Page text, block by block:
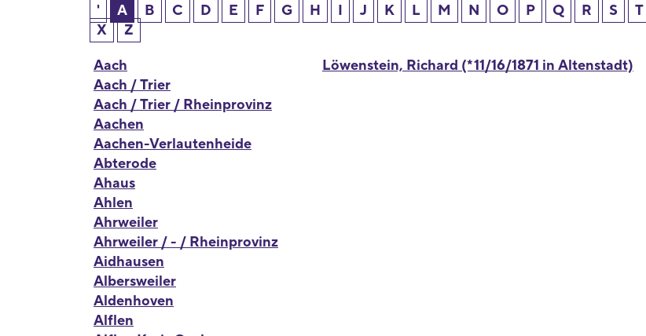
' A B C D E F G H I J K L M N O P Q R S T
X
Z
Aach
Aach / Trier
Aach / Trier / Rheinprovinz
Aachen
Aachen-Verlautenheide
Abterode
Ahaus
Ahlen
Ahrweiler
Ahrweiler / - / Rheinprovinz
Aidhausen
Albersweiler
Aldenhoven
Alflen
Löwenstein, Richard (*11/16/1871 in Altenstadt)